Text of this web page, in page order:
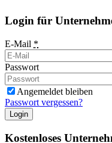
Login für
E-Mail *
Passwort
Angemeldet bleiben
Passwort vergessen?
Login
Kostenloses